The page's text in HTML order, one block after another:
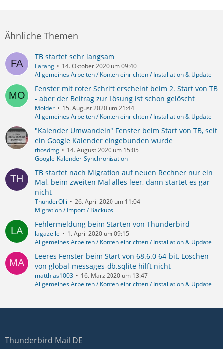
Ähnliche Themen
TB startet sehr langsam
Farang
14. Oktober 2020 um 09:40
Allgemeines Arbeiten / Konten einrichten / Installation & Update
Fenster mit roter Schrift erscheint beim 2. Start von TB
- aber der Beitrag zur Lösung ist schon gelöscht
Molder
15. August 2020 um 21:44
Allgemeines Arbeiten / Konten einrichten / Installation & Update
"Kalender Umwandeln" Fenster beim Start von TB, seit
ein Google Kalender eingebunden wurde
thosdmg
14. August 2020 um 15:05
Google-Kalender-Synchronisation
TB startet nach Migration auf neuen Rechner nur ein
Mal, beim zweiten Mal alles leer, dann startet es gar
nicht
ThunderOlli
26. April 2020 um 11:04
Migration / Import / Backups
Fehlermeldung beim Starten von Thunderbird
lagazelle
1. April 2020 um 09:15
Allgemeines Arbeiten / Konten einrichten / Installation & Update
Leeres Fenster beim Start von 68.6.0 64-bit, Löschen
von global-messages-db.sqlite hilft nicht
matthias1003
16. März 2020 um 13:47
Allgemeines Arbeiten / Konten einrichten / Installation & Update
Thunderbird Mail DE